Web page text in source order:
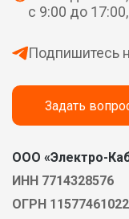
с 9:00 до
Подпишитесь
Задать
ООО «Электро-
ИНН 7714328576
ОГРН